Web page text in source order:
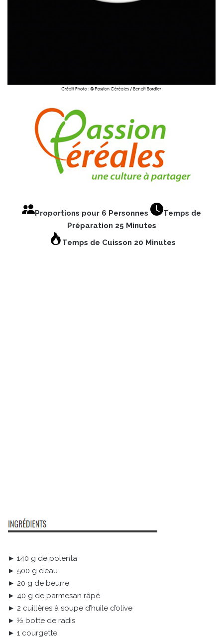
Proportions pour 6 Personnes
Temps de
Préparation 25 Minutes
Temps de Cuisson 20 Minutes
► 140 g de polenta
► 500 g d’eau
► 20 g de beurre
► 40 g de parmesan râpé
► 2 cuillères à soupe d’huile d’olive
► ½ botte de radis
► 1 courgette